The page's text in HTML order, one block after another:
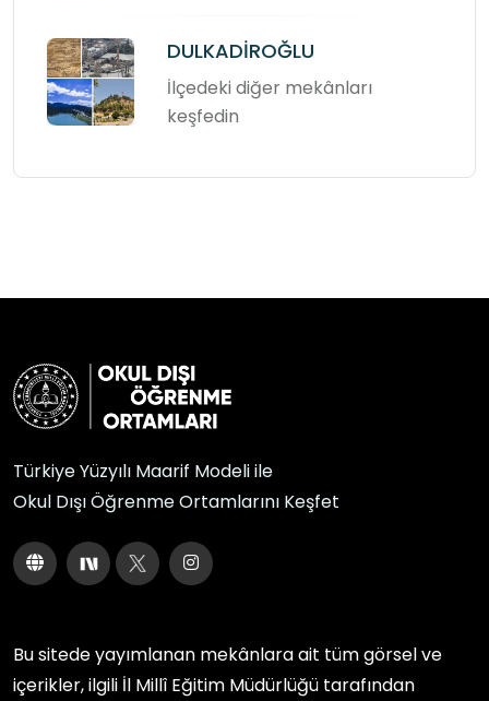
DULKADİROĞLU
İlçedeki diğer mekânları
keşfedin
Türkiye Yüzyılı Maarif Modeli ile
Okul Dışı Öğrenme Ortamlarını Keşfet
Bu sitede yayımlanan mekânlara ait tüm görsel ve
içerikler, ilgili İl Millî Eğitim Müdürlüğü tarafından